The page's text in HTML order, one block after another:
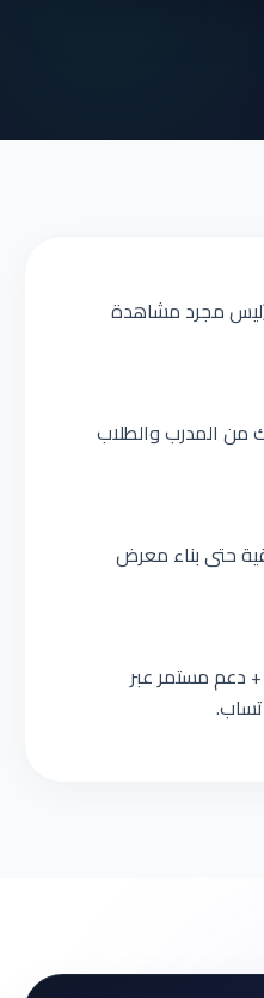
(ليس مجرد مشاهدة
من المدرب والطلاب
حتى بناء معرض
دعم مستمر عبر